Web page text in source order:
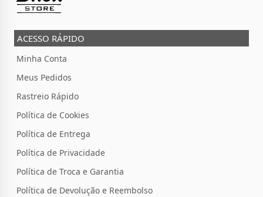
ACESSO RÁPIDO
Minha Conta
Meus Pedidos
Rastreio Rápido
Política de Cookies
Política de Entrega
Política de Privacidade
Política de Troca e Garantia
Política de Devolução e Reembolso